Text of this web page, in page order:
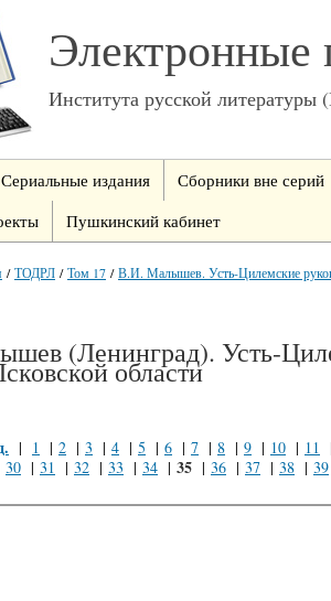
Электронные
Института русской
Сериальные издания
Сборники вне серий
Пушкинский кабинет
/ТОДРЛ /Том 17 /В.И. Малышев. Усть-Цилемские
(Ленинград). Усть-
области
| 1 | 2 | 3 | 4 | 5 | 6 | 7 | 8 | 9 | 10 | 11
30 | 31 | 32 | 33 | 34 | 35 | 36 | 37 | 38 | 39